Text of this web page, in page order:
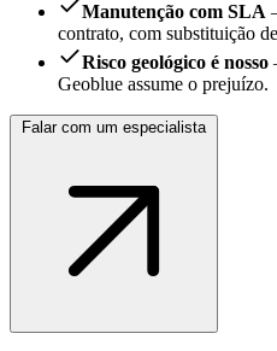
Manutenção com SLA
contrato, com substituição
Risco geológico é nosso
Geoblue assume o prejuízo.
Falar com um especialista